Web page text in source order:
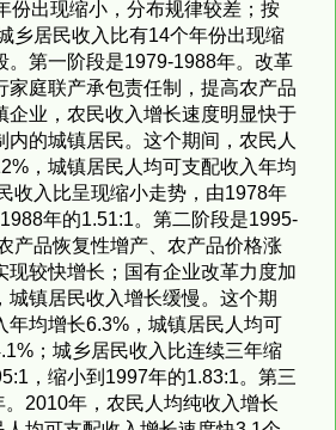
份出现缩小，分布规律较差；按
乡居民收入比有14个年份出现缩
。第一阶段是1979-1988年。改革
家庭联产承包责任制，提高农产品
企业，农民收入增长速度明显快于
内的城镇居民。这个期间，农民人
，城镇居民人均可支配收入年均
收入比呈现缩小走势，由1978年
年的1.51:1。第二阶段是1995-
产品恢复性增产、农产品价格涨
现较快增长；国有企业改革力度加
城镇居民收入增长缓慢。这个期
年均增长6.3%，城镇居民人均可
；城乡居民收入比连续三年缩
，缩小到1997年的1.83:1。第三
2010年，农民人均纯收入增长